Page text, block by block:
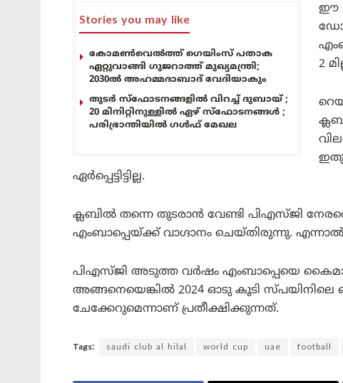
Stories you may like
കോമൺവെൽത്ത് ഗെയിംസ് പതാക
ഏറ്റുവാങ്ങി ഗുജറാത്ത് മുഖ്യമന്ത്രി;
2030ൽ അഹമ്മദാബാദ് വേദിയാകും
തുടർ സ്ഫോടനങ്ങളിൽ വിറച്ച് ദുബായ് ;
20 മിനിറ്റിനുള്ളിൽ ഏഴ് സ്ഫോടനങ്ങൾ ;
പരിഭ്രാന്തിയിൽ ഗൾഫ് മേഖല
ഈ
2
ഏർപ്പെട്ടിട്ടില്ല.
ക്ലബിൽ തന്നെ തുടരാൻ വേണ്ടി പിഎസ്ജി
എംബാപ്പെയ്ക്ക് വാഗ്ദാനം ചെയ്തിരുന്നു.
പിഎസ്ജി അടുത്ത വർഷം എംബാപ്പെയെ
അങ്ങനെയെങ്കിൽ 2024 ഓടു കൂടി സ്പയിനിലെ
ചേക്കേറുമെന്നാണ് പ്രതീക്ഷിക്കുന്നത്.
Tags: saudi club al hilal world cup uae football